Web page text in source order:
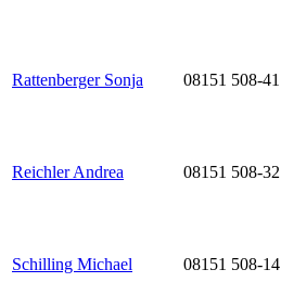
Rattenberger Sonja 08151 508-41
Reichler Andrea 08151 508-32
Schilling Michael 08151 508-14